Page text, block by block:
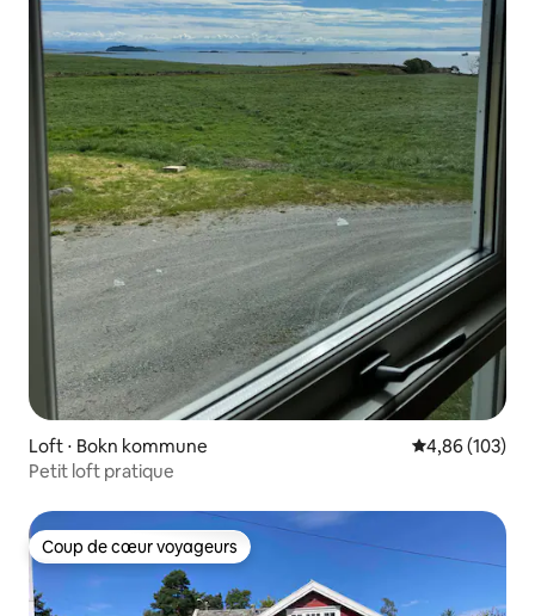
Loft ⋅ Bokn kommune Évaluation
4,86 (103)
Petit loft pratique
Coup de cœur voyageurs
Coup de cœur voyageurs